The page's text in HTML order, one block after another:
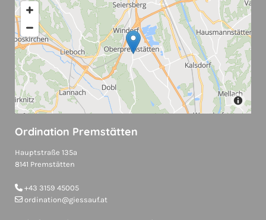
Ordination Premstätten
Hauptstraße 135a
8141 Premstätten
 +43 3159 45005
 ordination@giessauf.at